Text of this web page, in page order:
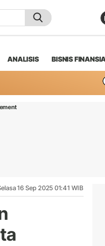
ANALISIS BISNIS
16 Sep 2025 01:41 WIB